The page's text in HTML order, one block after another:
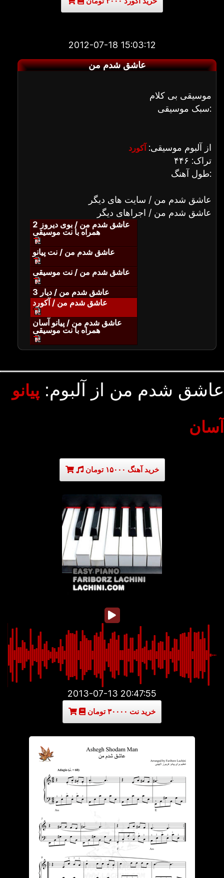
2012-07-18 15:03:12
عاشق شدم من
موسیقی بی کلام
سبک موسیقی:
از آلبوم موسیقی: آکورد
تراک: ۴۴۶
طول آهنگ:
عاشق شدم من / سایت های دیگر
عاشق شدم من / اجراهای دیگر
عاشق شدم من / بوی دیروز 2
همراه با نت موسیقی
عاشق شدم من / نت پیانو
عاشق شدم من / نت موسیقی
عاشق شدم من / دیار 3
عاشق شدم من / آکورد
عاشق شدم من / پیانو آسان
همراه با نت موسیقی
عاشق شدم من از آلبوم: پیانو
آسان
خرید آهنگ ۱۵۰۰۰ تومان
2013-07-13 20:47:55
خرید نت ۳۰۰۰۰ تومان